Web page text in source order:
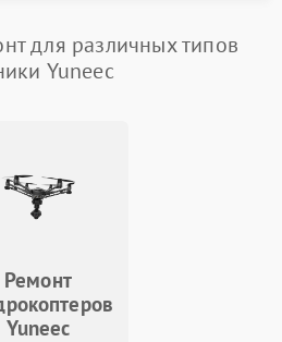
для различных типов
Yuneec
Ремонт
Yuneec